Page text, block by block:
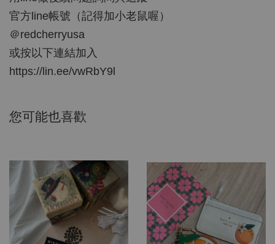
官方line帳號（記得加小老鼠喔）
＠redcherryusa
或按以下連結加入
https://lin.ee/vwRbY9l
您可能也喜歡